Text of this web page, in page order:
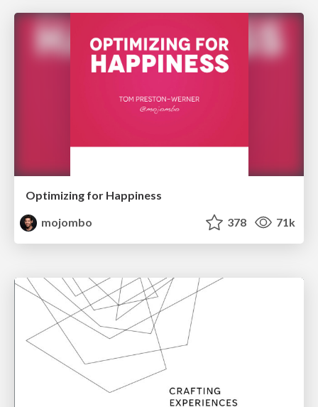
Optimizing for Happiness
mojombo
378 71k